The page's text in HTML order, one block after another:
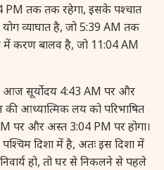
Chandra Grahan *Anshika
Narali Purnima
Rakhi
PM तक तक रहेगा, इसके पश्चात
व्याघात है, जो 5:39 AM तक
में करण बालव है, जो 11:04 AM
सूर्योदय 4:43 AM पर और
की आध्यात्मिक लय को परिभाषित
पर और अस्त 3:04 PM पर होगा।
दिशा में है, अतः इस दिशा में
हो, तो घर से निकलने से पहले